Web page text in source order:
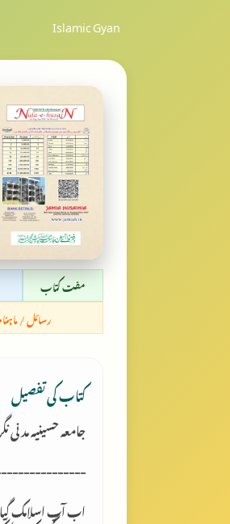
Islamic Gyan
مفت کتاب
رسائل /
کتاب کی تفصیل
جامعہ حسینیہ مدنی
اب آپ اسلامک